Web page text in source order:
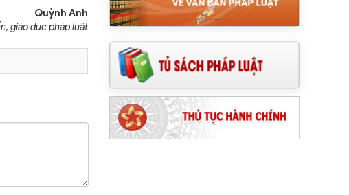
Quỳnh Anh
giáo dục pháp luật